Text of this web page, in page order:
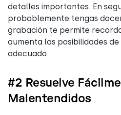
detalles importantes. En
probablemente tengas
grabación te permite
aumenta las posibilidades
adecuado.
#2 Resuelve
Malentendidos